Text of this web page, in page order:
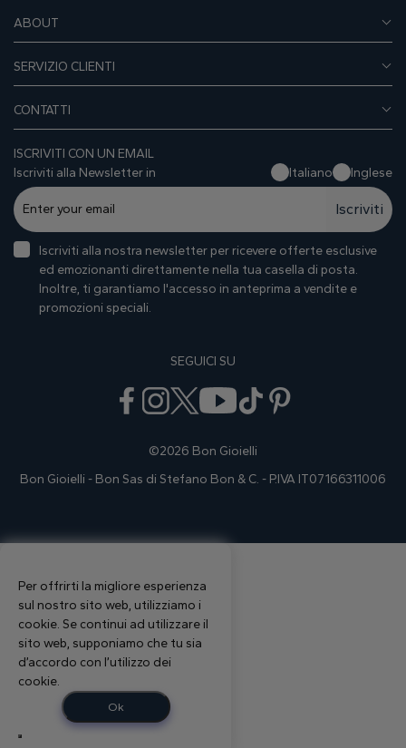
ABOUT
SERVIZIO CLIENTI
CONTATTI
ISCRIVITI CON UN EMAIL
Iscriviti alla Newsletter in
Italiano Inglese
Iscriviti
Iscriviti alla nostra newsletter per ricevere offerte esclusive
ed emozionanti direttamente nella tua casella di posta.
Inoltre, ti garantiamo I'accesso in anteprima a vendite e
promozioni speciali.
SEGUICI SU
©2026 Bon Gioielli
Bon Gioielli - Bon Sas di Stefano Bon & C. - P.IVA IT07166311006
Per offrirti la migliore esperienza
sul nostro sito web, utilizziamo i
cookie. Se continui ad utilizzare il
sito web, supponiamo che tu sia
d’accordo con l’utilizzo dei
cookie.
Ok